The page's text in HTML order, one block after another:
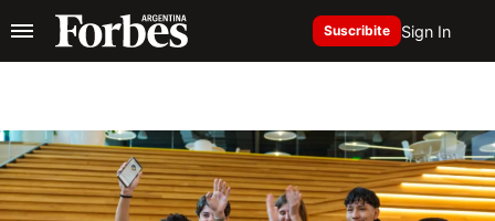
Suscribite Sign In